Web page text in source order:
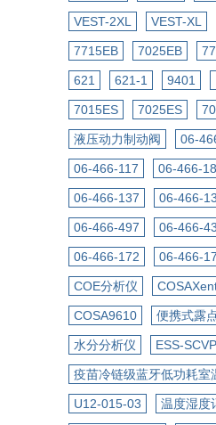
VEST-2XL VEST-XL
7715EB 7025EB
621 621-1 9401
7015ES 7025ES
液压动力制动阀 06-
06-466-117 06-466-
06-466-137 06-466-
06-466-497 06-466-
06-466-172 06-466-
COE分析仪
COSA9610 便携式露
水分分析仪 ESS-SCVP
疫苗冷链级蓝牙低功耗室
U12-015-03 温度湿度